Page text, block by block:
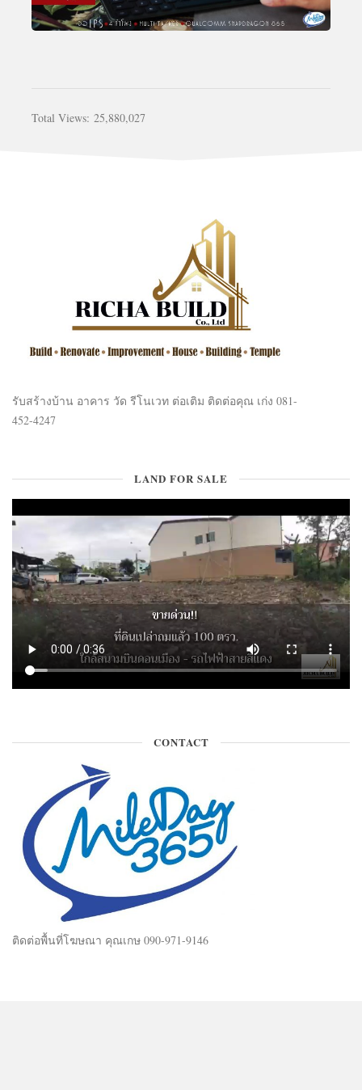
Total Views: 25,880,027
รับสร้างบ้าน อาคาร วัด รีโนเวท ต่อเติม ติดต่อคุณ เก่ง 081-
452-4247
LAND FOR SALE
CONTACT
ติดต่อพื้นที่โฆษณา คุณเกษ 090-971-9146